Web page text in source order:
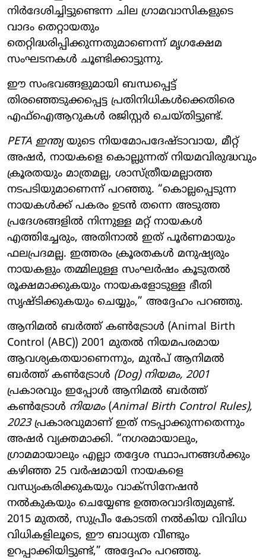
നിർദേശിച്ചിട്ടുണ്ടെന്ന ചില ഗ്രാമവാസികളുടെ
വാദം തെറ്റായതും
തെറ്റിദ്ധരിപ്പിക്കുന്നതുമാണെന്ന് മൃഗക്ഷേമ
സംഘടനകൾ ചൂണ്ടിക്കാട്ടുന്നു.
ഈ സംഭവങ്ങളുമായി ബന്ധപ്പെട്ട്
തിരഞ്ഞെടുക്കപ്പെട്ട പ്രതിനിധികൾക്കെതിരെ
എഫ്‌ഐആറുകൾ രജിസ്റ്റർ ചെയ്തിട്ടുണ്ട്.
PETA ഇന്ത്യയുടെ നിയമോപദേഷ്ടാവായ, മീറ്റ്
അഷർ, നായകളെ കൊല്ലുന്നത് നിയമവിരുദ്ധവും
ക്രൂരതയും മാത്രമല്ല, ശാസ്ത്രീയമല്ലാത്ത
നടപടിയുമാണെന്ന് പറഞ്ഞു. “കൊല്ലപ്പെടുന്ന
നായകൾക്ക് പകരം ഉടൻ തന്നെ അടുത്ത
പ്രദേശങ്ങളിൽ നിന്നുള്ള മറ്റ് നായകൾ
എത്തിച്ചേരും, അതിനാൽ ഇത് പൂർണമായും
ഫലപ്രദമല്ല. ഇത്തരം ക്രൂരതകൾ മനുഷ്യരും
നായകളും തമ്മിലുള്ള സംഘർഷം കൂടുതൽ
രൂക്ഷമാക്കുകയും നായകളോടുള്ള ഭീതി
സൃഷ്ടിക്കുകയും ചെയ്യും,” അദ്ദേഹം പറഞ്ഞു.
ആനിമൽ ബർത്ത് കൺട്രോൾ (Animal Birth
Control (ABC)) 2001 മുതൽ നിയമപരമായ
ആവശ്യകതയാണെന്നും, മുൻപ് ആനിമൽ
ബർത്ത് കൺട്രോൾ (Dog) നിയമം, 2001
പ്രകാരവും ഇപ്പോൾ ആനിമൽ ബർത്ത്
കൺട്രോൾ നിയമം (Animal Birth Control Rules),
2023പ്രകാരവുമാണ് ഇത് നടപ്പാക്കുന്നതെന്നും
അഷർ വ്യക്തമാക്കി. “നഗരമായാലും,
ഗ്രാമമായാലും എല്ലാ തദ്ദേശ സ്ഥാപനങ്ങൾക്കും
കഴിഞ്ഞ 25 വർഷമായി നായകളെ
വന്ധ്യംകരിക്കുകയും വാക്സിനേഷൻ
നൽകുകയും ചെയ്യേണ്ട ഉത്തരവാദിത്വമുണ്ട്.
2015 മുതൽ, സുപ്രീം കോടതി നൽകിയ വിവിധ
വിധികളിലൂടെ, ഈ ബാധ്യത വീണ്ടും
ഉറപ്പാക്കിയിട്ടുണ്ട്,” അദ്ദേഹം പറഞ്ഞു.